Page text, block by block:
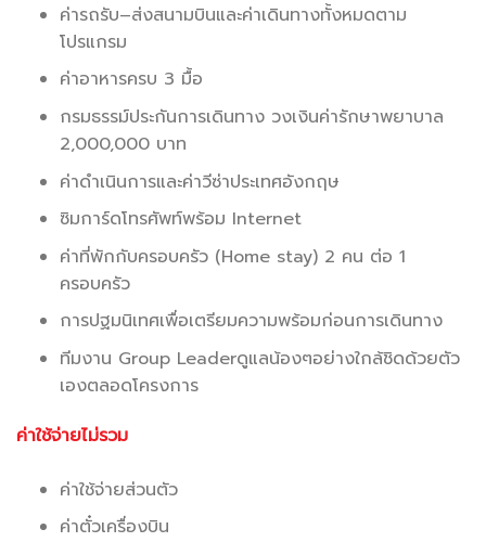
ค่ารถรับ–ส่งสนามบินและค่าเดินทางทั้งหมดตาม
โปรแกรม
ค่าอาหารครบ 3 มื้อ
กรมธรรม์ประกันการเดินทาง วงเงินค่ารักษาพยาบาล
2,000,000 บาท
ค่าดำเนินการและค่าวีซ่าประเทศอังกฤษ
ซิมการ์ดโทรศัพท์พร้อม Internet
ค่าที่พักกับครอบครัว (Home stay) 2 คน ต่อ 1
ครอบครัว
การปฐมนิเทศเพื่อเตรียมความพร้อมก่อนการเดินทาง
ทีมงาน Group Leaderดูแลน้องๆอย่างใกล้ชิดด้วยตัว
เองตลอดโครงการ
ค่าใช้จ่ายไม่รวม
ค่าใช้จ่ายส่วนตัว
ค่าตั๋วเครื่องบิน